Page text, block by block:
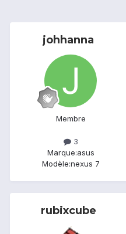
johhanna
Membre
3
Marque:asus
Modèle:nexus 7
rubixcube